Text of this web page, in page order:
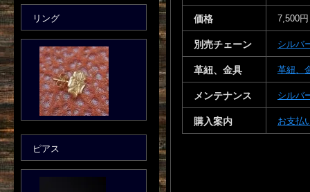
価格 7,500円
別売チェーン シルバ
革紐、金具 革紐、
メンテナンス シルバ
購入案内 お支払
リング
ピアス